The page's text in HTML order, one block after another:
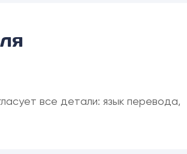
все детали: язык перевода,